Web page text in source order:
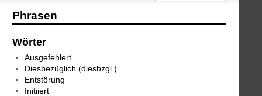
Phrasen
Wörter
Ausgefehlert
Diesbezüglich (diesbzgl.)
Entstörung
Initiiert